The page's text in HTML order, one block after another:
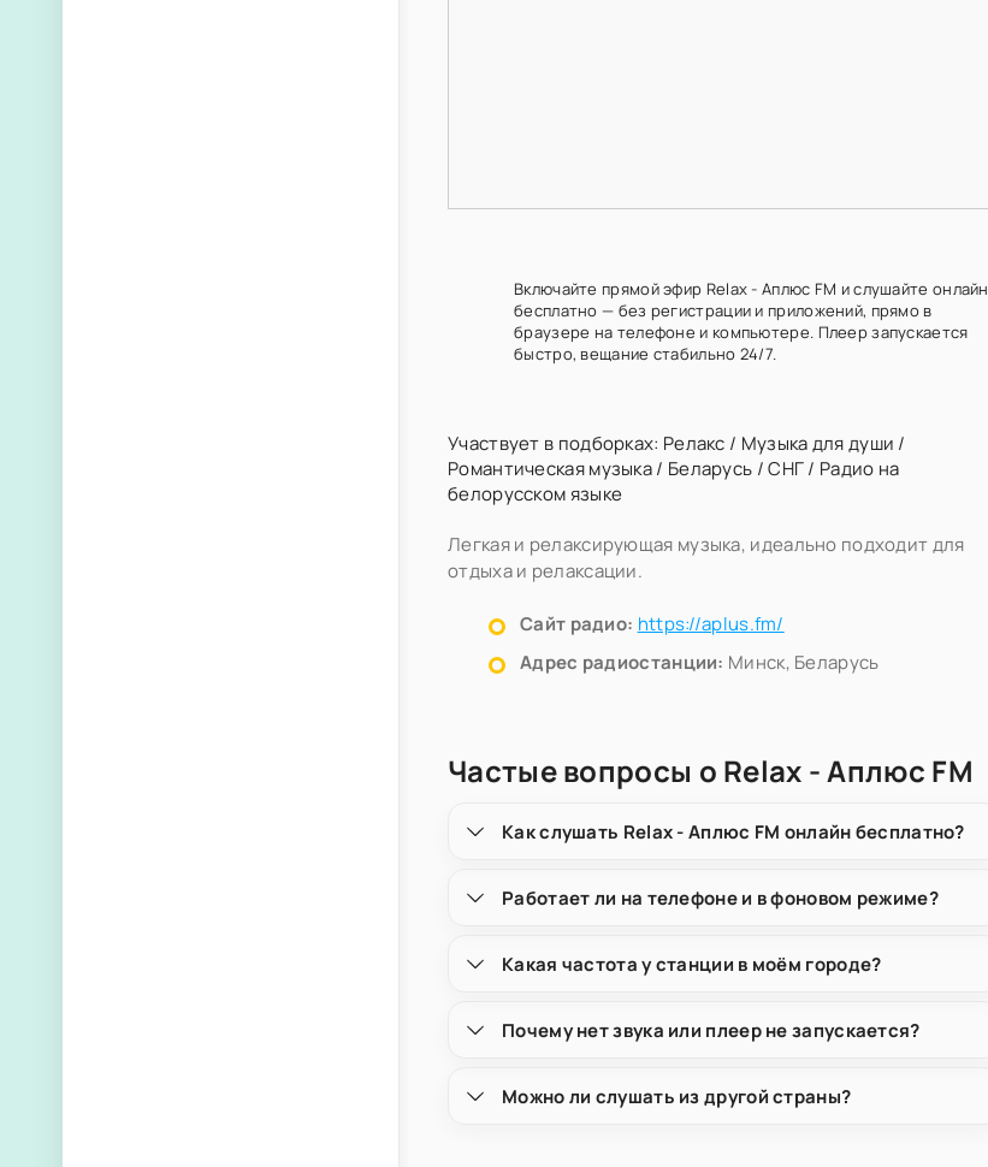
Включайте прямой эфир Relax - Аплюс FM и слушайте онлайн
бесплатно — без регистрации и приложений, прямо в
браузере на телефоне и компьютере. Плеер запускается
быстро, вещание стабильно 24/7.
Участвует в подборках: Релакс / Музыка для души /
Романтическая музыка/ Беларусь /СНГ/ Радио на
белорусском языке
Легкая и релаксирующая музыка, идеально подходит для
отдыха и релаксации.
Сайт радио: https://aplus.fm/
Адрес радиостанции: Минск, Беларусь
Частые вопросы о Relax - Аплюс FM
Как слушать Relax - Аплюс FM онлайн бесплатно?
Работает ли на телефоне и в фоновом режиме?
Какая частота у станции в моём городе?
Почему нет звука или плеер не запускается?
Можно ли слушать из другой страны?